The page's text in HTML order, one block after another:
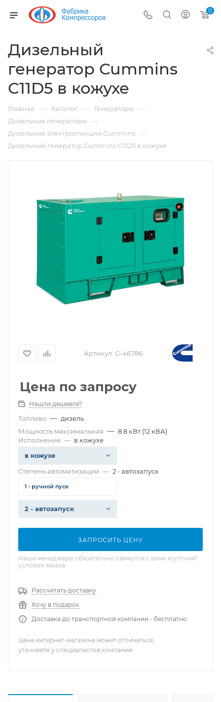
0
Дизельный
генератор Cummins
C11D5 в кожухе
Главная — Каталог — Генераторы —
Дизельные генераторы —
Дизельные электростанции Cummins —
Дизельный генератор Cummins C11D5 в кожухе
Артикул: G-46786
Цена по запросу
Нашли дешевле?
Топливо — дизель
Мощность максимальная — 8.8 кВт (12 кВА)
Исполнение — в кожухе
в кожухе
Степень автоматизации — 2 - автозапуск
1 - ручной пуск
2 - автозапуск
ЗАПРОСИТЬ ЦЕНУ
Наши менеджеры обязательно свяжутся с вами и уточнят
условия заказа
Рассчитать доставку
Хочу в подарок
Доставка до транспортной компании - бесплатно
Цена интернет-магазина может отличаться,
уточняйте у специалистов компании